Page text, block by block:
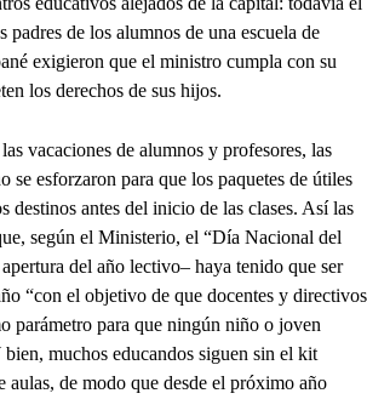
padres de los alumnos de una escuela de
exigieron que el ministro cumpla con su
los derechos de sus hijos.
vacaciones de alumnos y profesores, las
se esforzaron para que los paquetes de útiles
destinos antes del inicio de las clases. Así las
según el Ministerio, el “Día Nacional del
del año lectivo– haya tenido que ser
“con el objetivo de que docentes y directivos
parámetro para que ningún niño o joven
bien, muchos educandos siguen sin el kit
aulas, de modo que desde el próximo año